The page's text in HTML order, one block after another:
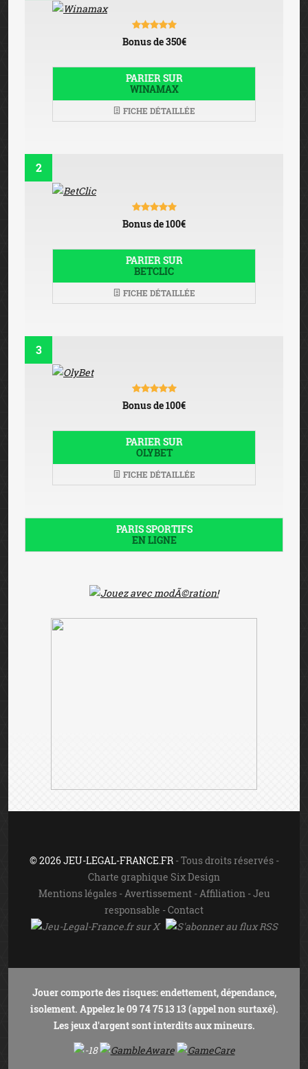
Bonus de 350€
PARIER SUR
WINAMAX
FICHE DÉTAILLÉE
2
Bonus de 100€
PARIER SUR
BETCLIC
FICHE DÉTAILLÉE
3
Bonus de 100€
PARIER SUR
OLYBET
FICHE DÉTAILLÉE
PARIS SPORTIFS
EN LIGNE
© 2026 JEU-LEGAL-FRANCE.FR- Tous droits réservés -
Charte graphique Six Design
Mentions légales-Avertissement-Affiliation-Jeu
responsable -Contact
Jouer comporte des risques: endettement, dépendance,
isolement. Appelez le 09 74 75 13 13 (appel non surtaxé).
Les jeux d'argent sont interdits aux mineurs.